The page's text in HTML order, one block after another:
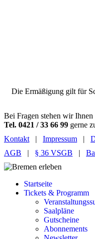
Die Ermäßigung gilt für
Bei Fragen stehen wir Ihnen
Tel. 0421 / 33 66 99 gerne
Kontakt | Impressum |
AGB | § 36 VSGB |
Startseite
Tickets & Programm
Saalpläne
Gutscheine
Abonnements